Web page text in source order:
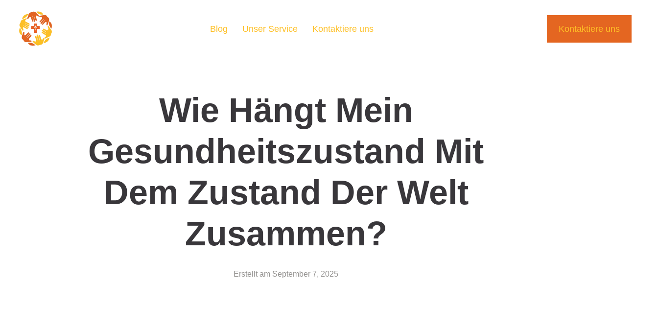
Blog Unser Service Kontaktiere uns Kontaktiere uns
Wie Hängt Mein
Gesundheitszustand Mit
Dem Zustand Der Welt
Zusammen?
Erstellt am September 7, 2025